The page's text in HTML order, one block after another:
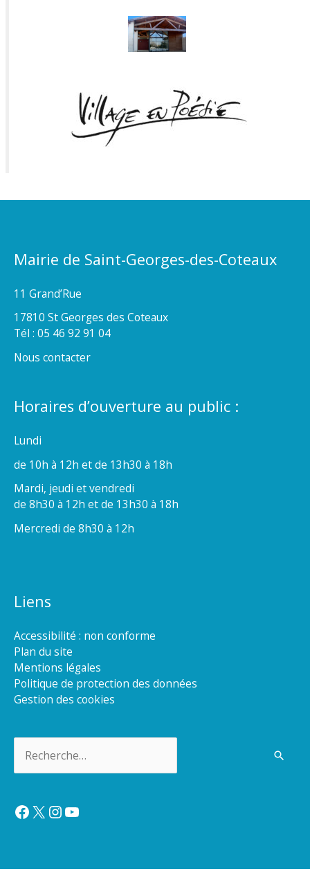
Mairie de Saint-Georges-des-Coteaux
11 Grand’Rue
17810 St Georges des Coteaux
Tél : 05 46 92 91 04
Nous contacter
Horaires d’ouverture au public :
Lundi
de 10h à 12h et de 13h30 à 18h
Mardi, jeudi et vendredi
de 8h30 à 12h et de 13h30 à 18h
Mercredi de 8h30 à 12h
Liens
Accessibilité : non conforme
Plan du site
Mentions légales
Politique de protection des données
Gestion des cookies
Facebook
X Instagram
YouTube